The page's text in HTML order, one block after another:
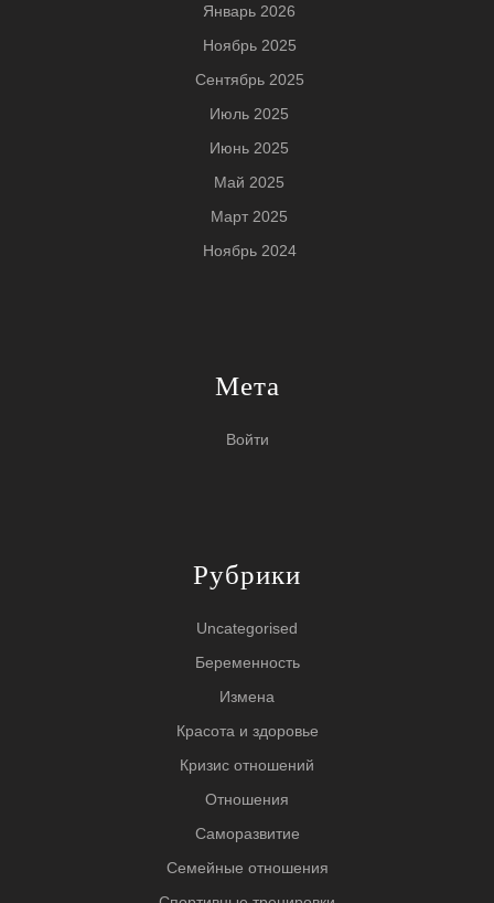
Январь 2026
Ноябрь 2025
Сентябрь 2025
Июль 2025
Июнь 2025
Май 2025
Март 2025
Ноябрь 2024
Мета
Войти
Рубрики
Uncategorised
Беременность
Измена
Красота и здоровье
Кризис отношений
Отношения
Саморазвитие
Семейные отношения